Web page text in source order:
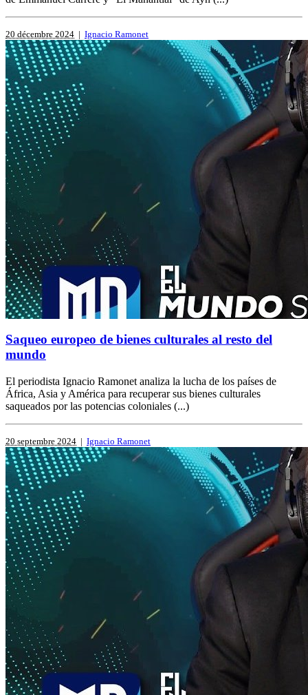
20 décembre 2024 | Ignacio Ramonet
Saqueo europeo de bienes culturales al resto del
mundo
El periodista Ignacio Ramonet analiza la lucha de los países de
África, Asia y América para recuperar sus bienes culturales
saqueados por las potencias coloniales (...)
20 septembre 2024 | Ignacio Ramonet